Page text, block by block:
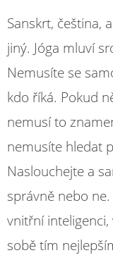
Sanskrt, čeština,
jiný. Jóga mluví
Nemusíte se
kdo říká. Pokud
nemusí to
nemusíte hledat
Naslouchejte a
správně nebo
vnitřní
sobě tím